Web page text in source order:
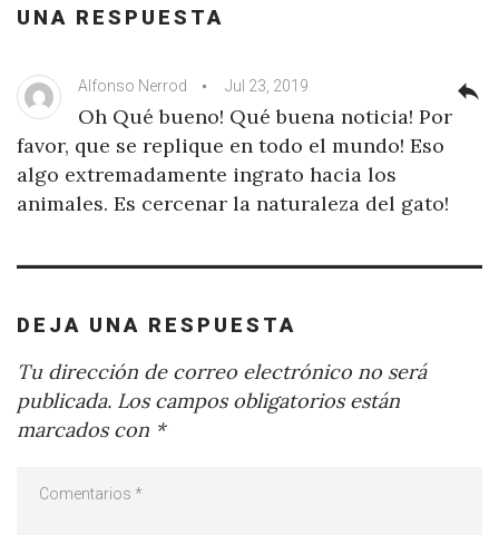
UNA RESPUESTA
Alfonso Nerrod Jul 23, 2019
Oh Qué bueno! Qué buena noticia! Por
favor, que se replique en todo el mundo! Eso
algo extremadamente ingrato hacia los
animales. Es cercenar la naturaleza del gato!
reply
DEJA UNA RESPUESTA
Tu dirección de correo electrónico no será
publicada. Los campos obligatorios están
marcados con *